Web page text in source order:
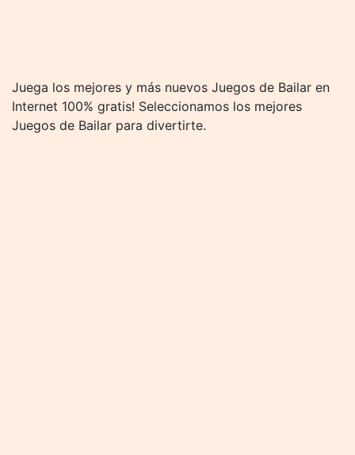
Juega los mejores y más nuevos Juegos de Bailar en
Internet 100% gratis! Seleccionamos los mejores
Juegos de Bailar para divertirte.